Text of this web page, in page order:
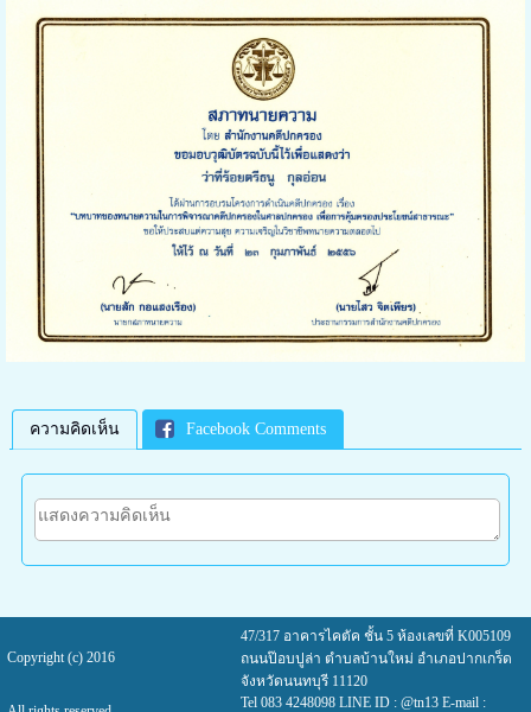
ความคิดเห็น Facebook Comments
Copyright (c) 2016
47/317 อาคารไคตัค ชั้น 5 ห้องเลขที่ K005109
ถนนป๊อบปูล่า ตำบลบ้านใหม่ อำเภอปากเกร็ด
จังหวัดนนทบุรี 11120
Tel 083 4248098 LINE ID : @tn13 E-mail :